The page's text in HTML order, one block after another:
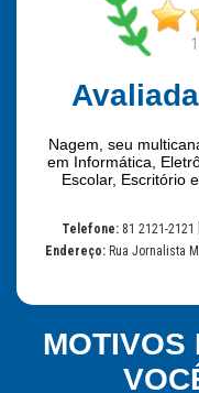
Nagem, seu
em Informática,
Escolar, Escritório
Telefone: 81 2121-2121
Endereço: Rua Jornalista
MOTIVOS